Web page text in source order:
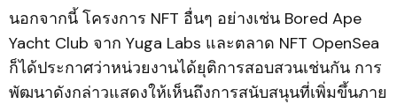
นอกจากนี้ โครงการ NFT อื่นๆ อย่างเช่น Bored Ape
Yacht Club จาก Yuga Labs และตลาด NFT OpenSea
ก็ได้ประกาศว่าหน่วยงานได้ยุติการสอบสวนเช่นกัน การ
พัฒนาดังกล่าวแสดงให้เห็นถึงการสนับสนุนที่เพิ่มขึ้นภาย